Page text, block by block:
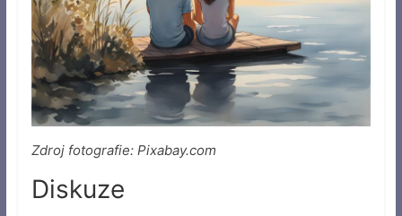
Zdroj fotografie: Pixabay.com
Diskuze